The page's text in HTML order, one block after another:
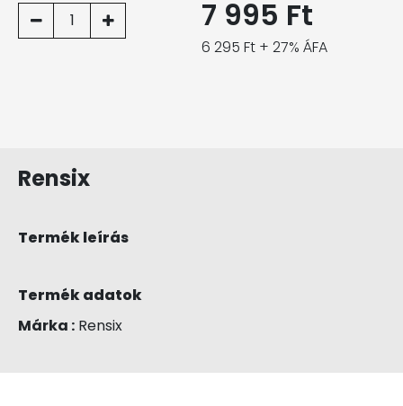
1 7 995 Ft
6 295 Ft + 27% ÁFA
Rensix
Termék leírás
Termék adatok
Márka : Rensix